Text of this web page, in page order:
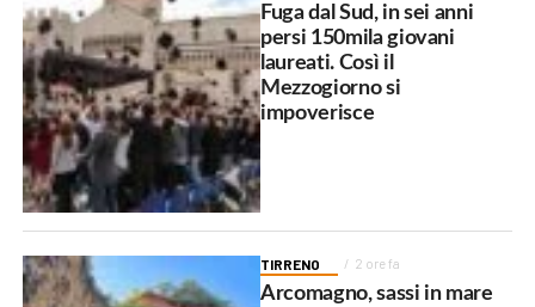
Fuga dal Sud, in sei anni
persi 150mila giovani
laureati. Così il
Mezzogiorno si
impoverisce
TIRRENO 2 ore fa
Arcomagno, sassi in mare